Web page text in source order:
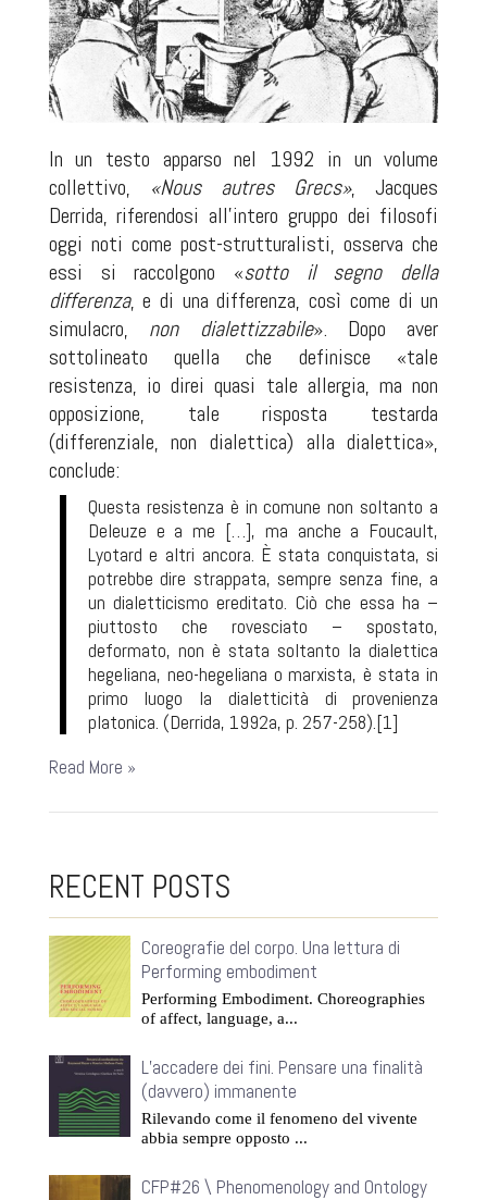
In un testo apparso nel 1992 in un volume
collettivo, «Nous autres Grecs», Jacques
Derrida, riferendosi all’intero gruppo dei filosofi
oggi noti come post-strutturalisti, osserva che
essi si raccolgono «sotto il segno della
differenza, e di una differenza, così come di un
simulacro, non dialettizzabile». Dopo aver
sottolineato quella che definisce «tale
resistenza, io direi quasi tale allergia, ma non
opposizione, tale risposta testarda
(differenziale, non dialettica) alla dialettica»,
conclude:
Questa resistenza è in comune non soltanto a
Deleuze e a me […], ma anche a Foucault,
Lyotard e altri ancora. È stata conquistata, si
potrebbe dire strappata, sempre senza fine, a
un dialetticismo ereditato. Ciò che essa ha –
piuttosto che rovesciato – spostato,
deformato, non è stata soltanto la dialettica
hegeliana, neo-hegeliana o marxista, è stata in
primo luogo la dialetticità di provenienza
platonica. (Derrida, 1992a, p. 257-258).[1]
Read More »
RECENT POSTS
Coreografie del corpo. Una lettura di
Performing embodiment
Performing Embodiment. Choreographies
of affect, language, a...
L’accadere dei fini. Pensare una finalità
(davvero) immanente
Rilevando come il fenomeno del vivente
abbia sempre opposto ...
CFP#26 \ Phenomenology and Ontology